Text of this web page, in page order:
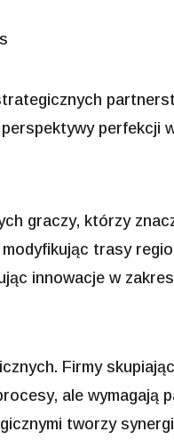
perfekcji
graczy, którzy
trasy
innowacje w
Firmy
ale wymagają
tworzy